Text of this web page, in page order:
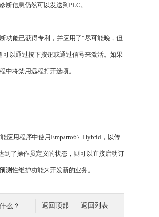
信息仍然可以发送到PLC。
功能已获得专利，并应用了“尽可能晚，但
以通过按下按钮或通过信号来激活。如果
中将禁用远程打开选项。
应用程序中使用Emparro67 Hybrid，以传
到了操作员定义的状态，则可以直接启动订
性维护功能来开发新的业务。
返回列表
返回顶部
么？